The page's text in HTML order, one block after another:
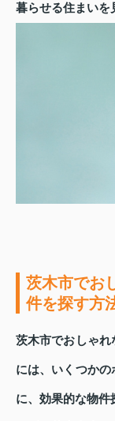
暮らせる住まいを
茨木市でお
件を探す方
茨木市でおしゃ
には、いくつか
に、効果的な物件